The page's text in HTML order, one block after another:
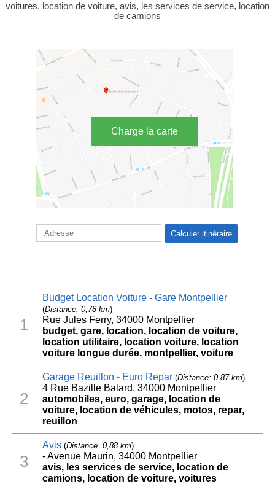
voitures, location de voiture, avis, les services de service, location
de camions
Charge la carte
1
Budget Location Voiture - Gare Montpellier
(Distance: 0,78 km)
Rue Jules Ferry, 34000 Montpellier
budget, gare, location, location de voiture,
location utilitaire, location voiture, location
voiture longue durée, montpellier, voiture
2
Garage Reuillon - Euro Repar(Distance: 0,87 km)
4 Rue Bazille Balard, 34000 Montpellier
automobiles, euro, garage, location de
voiture, location de véhicules, motos, repar,
reuillon
3
Avis(Distance: 0,88 km)
- Avenue Maurin, 34000 Montpellier
avis, les services de service, location de
camions, location de voiture, voitures